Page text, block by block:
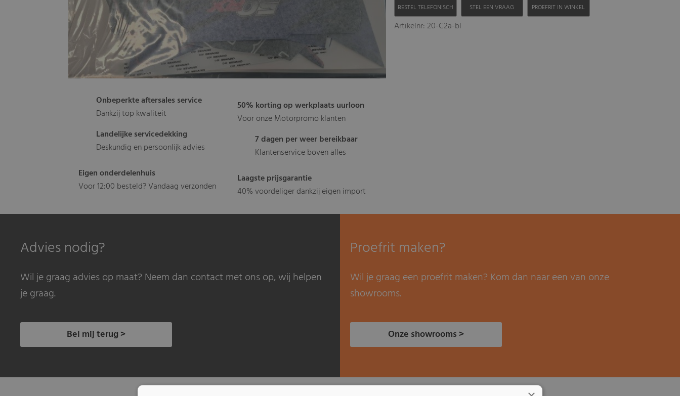
Onbeperkte aftersales service
Dankzij top kwaliteit
Landelijke servicedekking
Deskundig en persoonlijk advies
Eigen onderdelenhuis
Voor 12:00 besteld? Vandaag verzonden
50% korting op werkplaats uurloon
Voor onze Motorpromo klanten
7 dagen per weer bereikbaar
Klantenservice boven alles
Laagste prijsgarantie
40% voordeliger dankzij eigen import
BESTEL TELEFONISCH STEL EEN VRAAG PROEFRIT IN WINKEL
Artikelnr: 20-C2a-bl
Advies nodig?
Wil je graag advies op maat? Neem dan contact met ons op, wij helpen
je graag.
Bel mij terug >
Proefrit maken?
Wil je graag een proefrit maken? Kom dan naar een van onze
showrooms.
Onze showrooms >